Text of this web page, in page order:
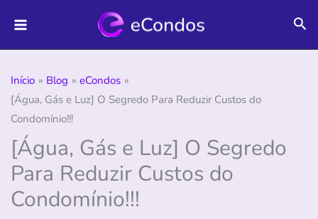
para
o
Início Blog
eCondos
[Água, Gás e Luz] O Segredo Para Reduzir Custos do
Condomínio!!!
[Água, Gás e Luz] O Segredo
Para Reduzir Custos do
Condomínio!!!